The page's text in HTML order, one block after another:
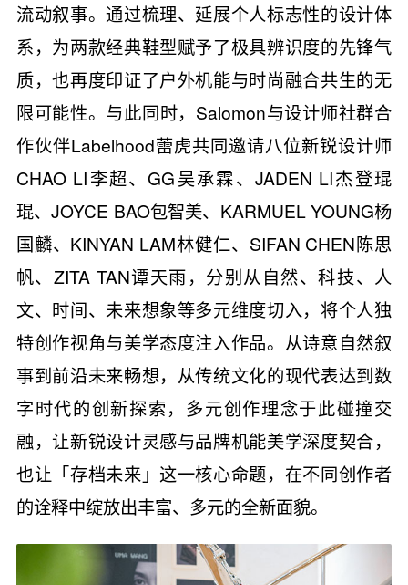
流动叙事。通过梳理、延展个人标志性的设计体
系，为两款经典鞋型赋予了极具辨识度的先锋气
质，也再度印证了户外机能与时尚融合共生的无
限可能性。与此同时，Salomon与设计师社群合
作伙伴Labelhood蕾虎共同邀请八位新锐设计师
CHAO LI李超、GG吴承霖、JADEN LI杰登琨
琨、JOYCE BAO包智美、KARMUEL YOUNG杨
国麟、KINYAN LAM林健仁、SIFAN CHEN陈思
帆、ZITA TAN谭天雨，分别从自然、科技、人
文、时间、未来想象等多元维度切入，将个人独
特创作视角与美学态度注入作品。从诗意自然叙
事到前沿未来畅想，从传统文化的现代表达到数
字时代的创新探索，多元创作理念于此碰撞交
融，让新锐设计灵感与品牌机能美学深度契合，
也让「存档未来」这一核心命题，在不同创作者
的诠释中绽放出丰富、多元的全新面貌。